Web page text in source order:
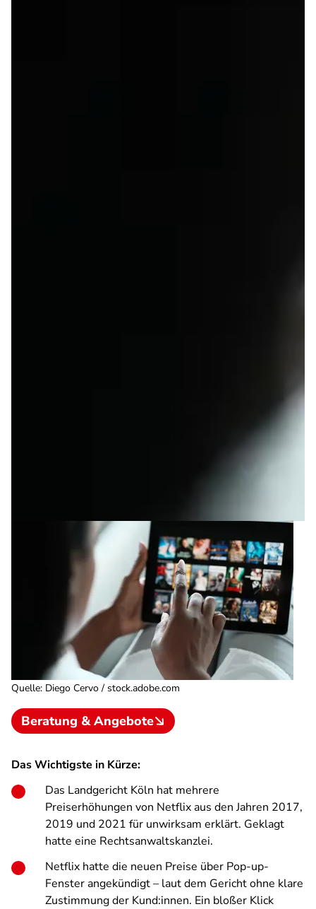
Quelle: Diego Cervo / stock.adobe.com
Beratung & Angebote
Das Wichtigste in Kürze:
Das Landgericht Köln hat mehrere
Preiserhöhungen von Netflix aus den Jahren 2017,
2019 und 2021 für unwirksam erklärt. Geklagt
hatte eine Rechtsanwaltskanzlei.
Netflix hatte die neuen Preise über Pop-up-
Fenster angekündigt – laut dem Gericht ohne klare
Zustimmung der Kund:innen. Ein bloßer Klick